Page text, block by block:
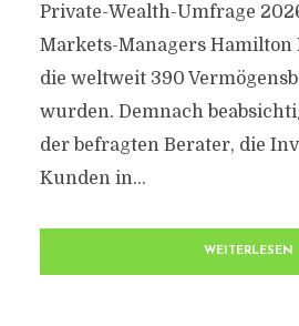
Private-Wealth-Umfrage
Markets-Managers
die weltweit 390
wurden. Demnach
der befragten Berater, die
Kunden in...
WEITERLESEN